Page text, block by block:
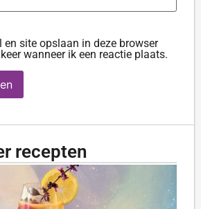
en site opslaan in deze browser
wanneer ik een reactie plaats.
recepten